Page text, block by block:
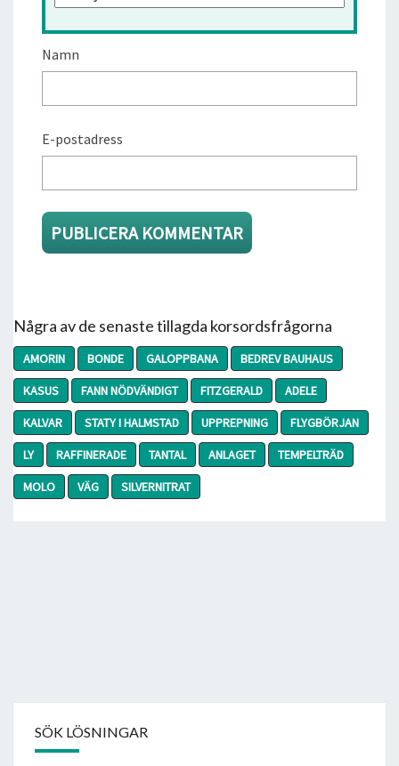
Namn
E-postadress
Några av de senaste tillagda korsordsfrågorna
AMORIN BONDE GALOPPBANA
BEDREV BAUHAUS
KASUS
FANN NÖDVÄNDIGT FITZGERALD
ADELE
KALVAR
STATY I HALMSTAD UPPREPNING
FLYGBÖRJAN
LY
RAFFINERADE TANTAL ANLAGET
TEMPELTRÄD
MOLO
VÄG SILVERNITRAT
SÖK LÖSNINGAR